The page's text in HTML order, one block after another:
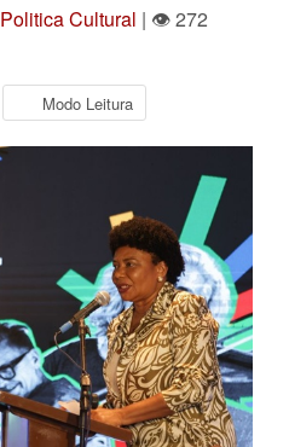
Politica Cultural | 👁 272
Modo Leitura